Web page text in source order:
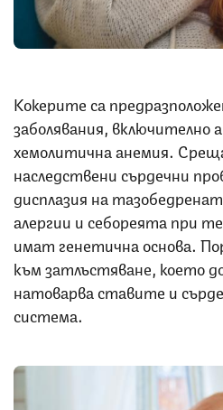
Кокерите са
заболявания, включително
хемолитична анемия.
наследствени сърдечни
дисплазия на
алергии и себореята при
имат генетична основа.
към затлъстяване, което
натоварва ставите и
система.